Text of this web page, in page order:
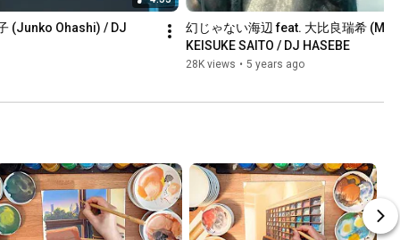
(Junko Ohashi) / DJ
幻じゃない海辺 feat. 大比良瑞希
KEISUKE SAITO / DJ HASEBE
28K views • 5 years ago